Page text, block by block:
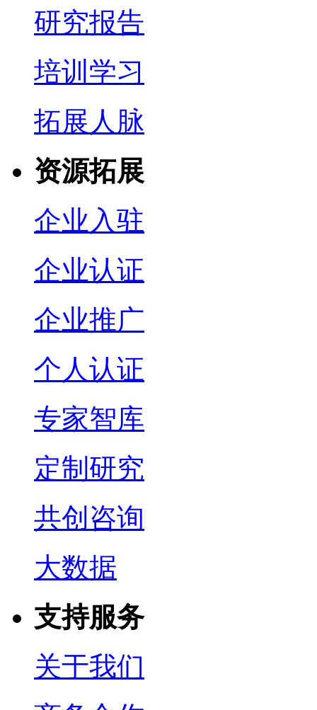
研究报告
培训学习
拓展人脉
资源拓展
企业入驻
企业认证
企业推广
个人认证
专家智库
定制研究
共创咨询
大数据
支持服务
关于我们